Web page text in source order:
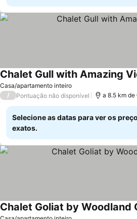
Casa/apartamento inteiro
Chalet Gull with Amazing
/ Pontuação não disponível a 8.5 km
Selecione as datas para ver os
exatos.
Chalet Goliat by Woodland